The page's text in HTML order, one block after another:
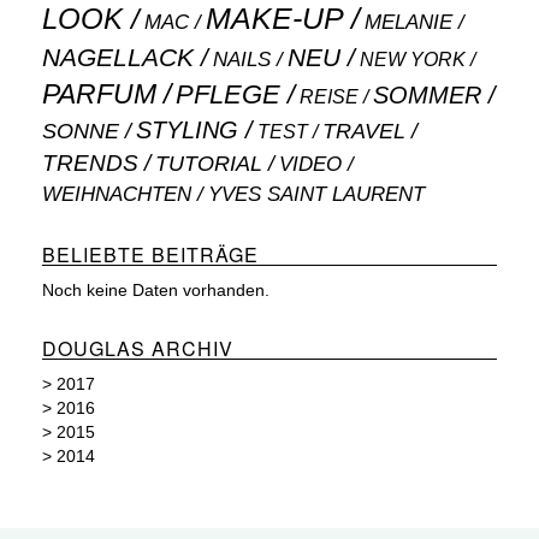
LOOK MAC MAKE-UP MELANIE
NAGELLACK NAILS NEU NEW YORK
PARFUM PFLEGE REISE SOMMER
SONNE STYLING TEST TRAVEL
TRENDS TUTORIAL VIDEO
WEIHNACHTEN YVES SAINT LAURENT
BELIEBTE BEITRÄGE
Noch keine Daten vorhanden.
DOUGLAS ARCHIV
> 2017
> 2016
> 2015
> 2014